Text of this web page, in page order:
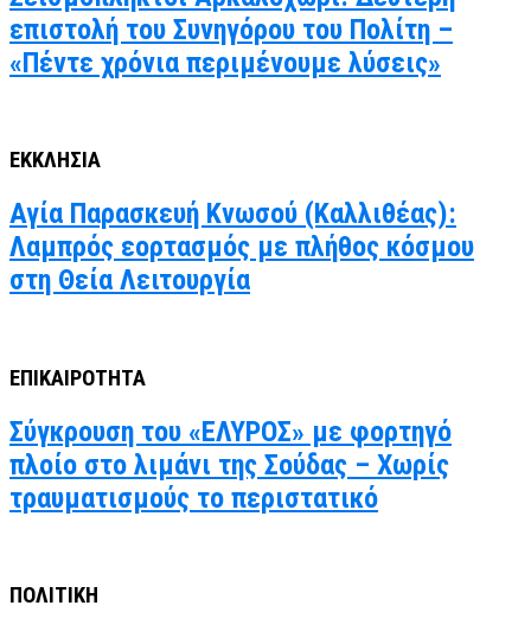
επιστολή του Συνηγόρου του Πολίτη –
«Πέντε χρόνια περιμένουμε λύσεις»
ΕΚΚΛΗΣΙΑ
Αγία Παρασκευή Κνωσού (Καλλιθέας):
Λαμπρός εορτασμός με πλήθος κόσμου
στη Θεία Λειτουργία
ΕΠΙΚΑΙΡΟΤΗΤΑ
Σύγκρουση του «ΕΛΥΡΟΣ» με φορτηγό
πλοίο στο λιμάνι της Σούδας – Χωρίς
τραυματισμούς το περιστατικό
ΠΟΛΙΤΙΚΗ